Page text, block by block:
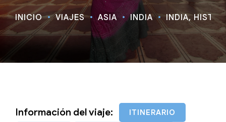
INICIO VIAJES ASIA INDIA INDIA,
Información del viaje: ITINERARIO